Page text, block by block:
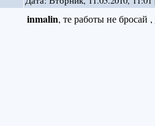
inmalin, те работы не бросай